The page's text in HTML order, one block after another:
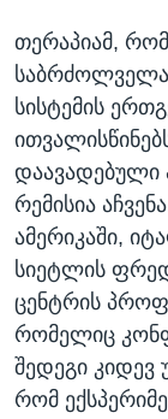
თერაპიამ,
სისტემის
დაავადებული
რემისია
ამერიკაში,
სიეტლის ფრედ
ცენტრის
რომელიც
შედეგი კიდევ
რომ